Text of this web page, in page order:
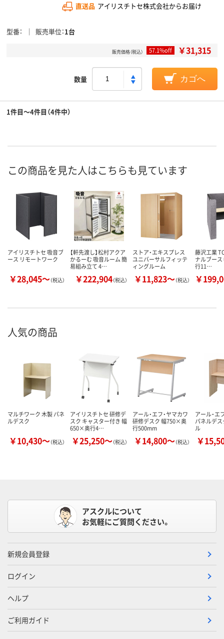
直送品 アイリスチトセ株式会社からお届け
型番 販売単位 1台
販売価格（税込） 57.1%off ￥31,315
数量 カゴへ
1件目～4件目（4件中）
この商品を見た人はこちらも見ています
アイリスチトセ 吸音ブ
ース リモートワーク
￥28,045～（税込）
【軒先渡し】松村アクア
かるーむ 吸音ルーム 簡
易組み立て 4…
￥222,904（税込）
ストア・エキスプレス
ユニバーサルフィッテ
ィングルーム
￥11,823～（税込）
藤沢工業
ナルブー
行11…
￥
人気の商品
マルチワーク 木製 パネ
ルデスク
￥10,430～（税込）
アイリスチトセ 研修デ
スク キャスター付き 幅
650×奥行4…
￥25,250～（税込）
アール・エフ・ヤマカワ
研修デスク 幅750×奥
行500mm
￥14,800～（税込）
アール・エ
パネルデ
ル
￥
アスクルについて
お気軽にご質問ください。
新規会員登録
ログイン
ヘルプ
ご利用ガイド